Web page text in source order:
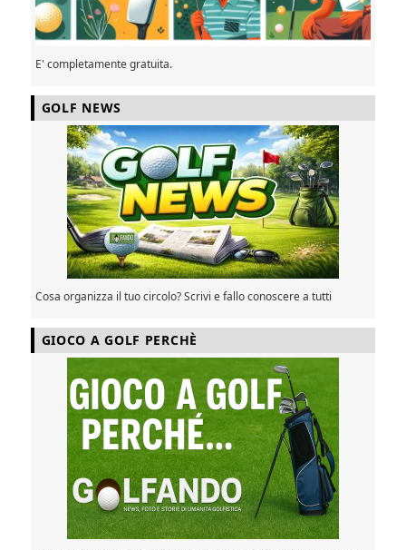
E' completamente gratuita.
GOLF NEWS
Cosa organizza il tuo circolo? Scrivi e fallo conoscere a tutti
GIOCO A GOLF PERCHÈ